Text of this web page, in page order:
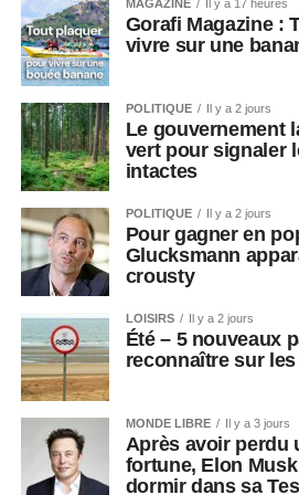
MAGAZINE Il y a 17 heures
Gorafi Magazine :
vivre sur une
POLITIQUE Il y a 2 jours
Le gouvernement
vert pour signaler
intactes
POLITIQUE Il y a 2 jours
Pour gagner en
Glucksmann
crousty
LOISIRS Il y a 2 jours
Été – 5 nouveaux
reconnaître sur
MONDE LIBRE Il y a 3 jours
Après avoir perdu
fortune, Elon
dormir dans sa